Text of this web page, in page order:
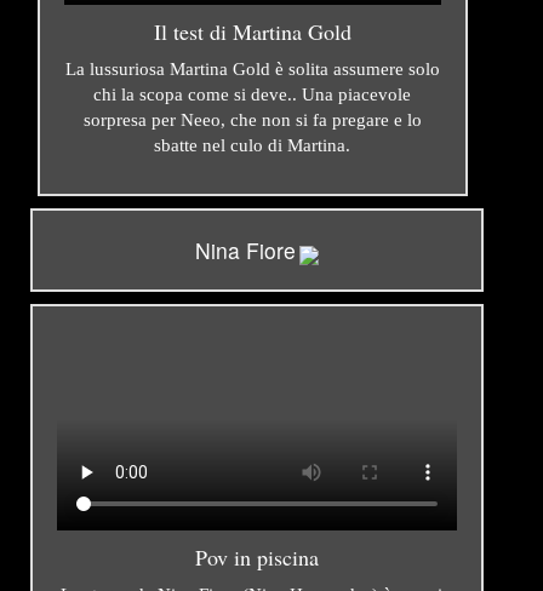
Il test di Martina Gold
La lussuriosa Martina Gold è solita assumere solo
chi la scopa come si deve.. Una piacevole
sorpresa per Neeo, che non si fa pregare e lo
sbatte nel culo di Martina.
Nina Fiore
Pov in piscina